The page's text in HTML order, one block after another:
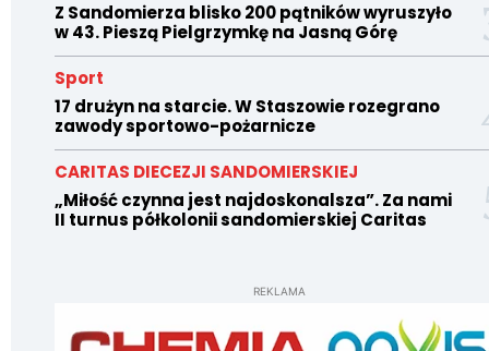
Z Sandomierza blisko 200 pątników wyruszyło
w 43. Pieszą Pielgrzymkę na Jasną Górę
Sport
17 drużyn na starcie. W Staszowie rozegrano
zawody sportowo-pożarnicze
CARITAS DIECEZJI SANDOMIERSKIEJ
„Miłość czynna jest najdoskonalsza”. Za nami
II turnus półkolonii sandomierskiej Caritas
REKLAMA